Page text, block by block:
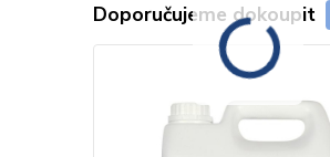
Doporučujeme dokoupit